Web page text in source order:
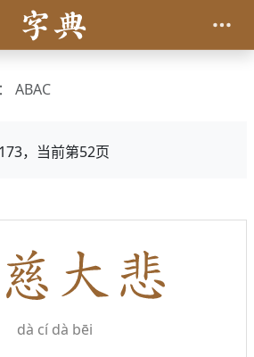
ABAC
，当前第52页
dà cí dà bēi